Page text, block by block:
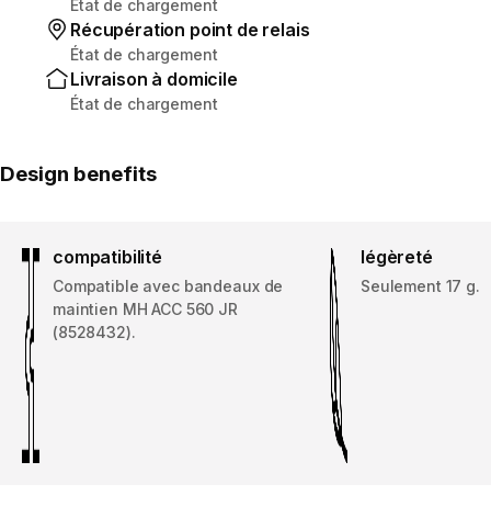
État de chargement
Récupération point de relais
État de chargement
Livraison à domicile
État de chargement
Design benefits
compatibilité
Compatible avec bandeaux de
maintien MH ACC 560 JR
(8528432).
légèreté
Seulement 17 g.